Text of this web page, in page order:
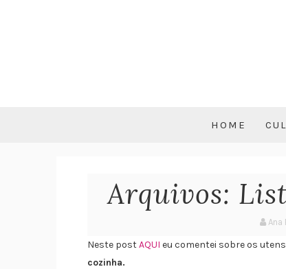
HOME
Arquivos:
Ana
Neste postAQUI eu comentei sobre os
cozinha.